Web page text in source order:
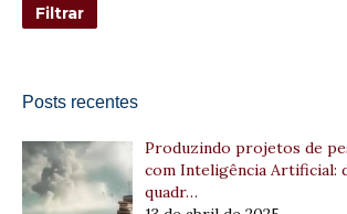
Posts recentes
Produzindo projetos de
com Inteligência Artificial:
quadr…